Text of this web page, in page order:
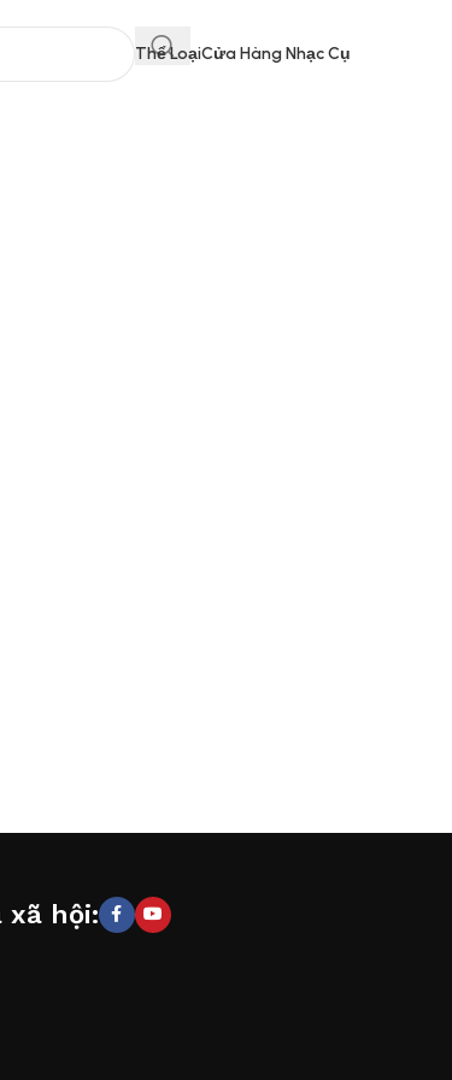
Thể LoạiCửa Hàng Nhạc Cụ
xã hội: